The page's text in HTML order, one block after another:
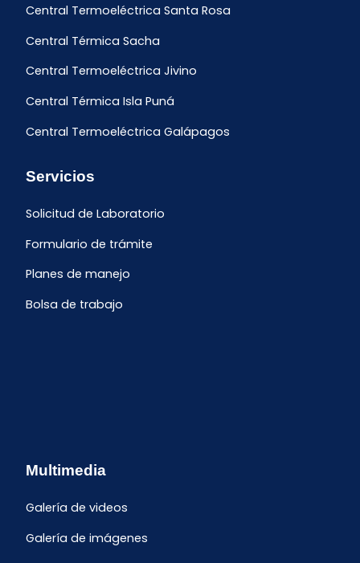
Central Termoeléctrica Santa Rosa
Central Térmica Sacha
Central Termoeléctrica Jivino
Central Térmica Isla Puná
Central Termoeléctrica Galápagos
Servicios
Solicitud de Laboratorio
Formulario de trámite
Planes de manejo
Bolsa de trabajo
Multimedia
Galería de videos
Galería de imágenes